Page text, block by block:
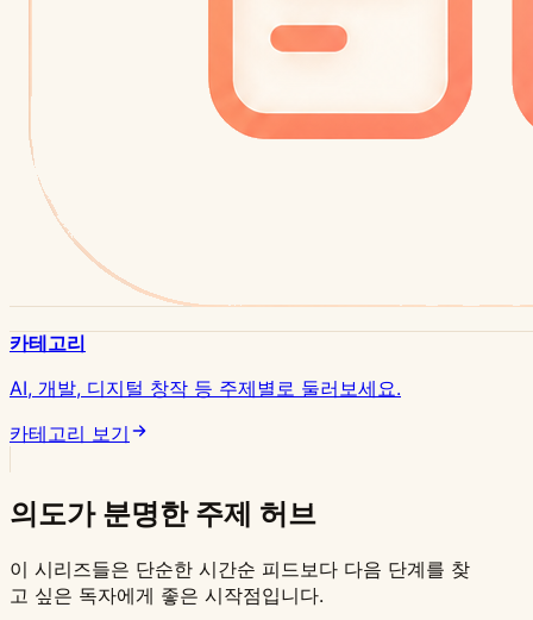
카테고리
AI, 개발, 디지털 창작 등 주제별로 둘러보세요.
카테고리 보기
의도가 분명한 주제 허브
이 시리즈들은 단순한 시간순 피드보다 다음 단계를 찾
고 싶은 독자에게 좋은 시작점입니다.